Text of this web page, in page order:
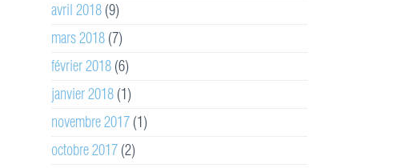
avril 2018 (9)
mars 2018 (7)
février 2018 (6)
janvier 2018 (1)
novembre 2017 (1)
octobre 2017 (2)